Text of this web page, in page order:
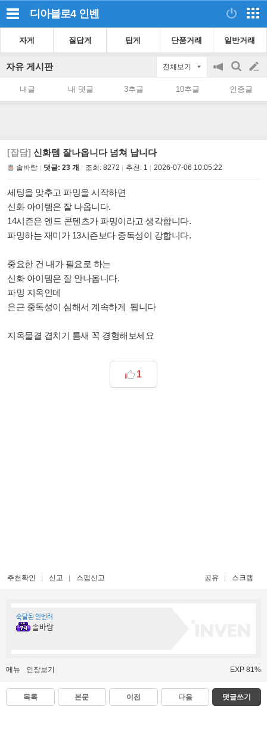
디아블로4 인벤
자게 질답게 팁게 단품거래 일반거래
자유 게시판 전체보기
공
on/off
검
색
글
쓰
내글 내 댓글 3추글 10추글 인증글
[잡담] 신화템 잘나옵니다 넘쳐 납니다
솔바람 댓글: 23 개 조회: 8272 추천: 1 2026-07-06 10:05:22
세팅을 맞추고 파밍을 시작하면
신화 아이템은 잘 나옵니다.
14시즌은 엔드 콘텐츠가 파밍이라고 생각합니다.
파밍하는 재미가 13시즌보다 중독성이 강합니다.
중요한 건 내가 필요로 하는
신화 아이템은 잘 안나옵니다.
파밍 지옥인데
은근 중독성이 심해서 계속하게 됩니다
지옥물결 겹치기 틈새 꼭 경험해보세요
1
추천확인 신고 스팸신고 공유 스크랩
숙달된 인벤러
솔바람
메뉴 인장보기 EXP 81%
목록 본문 이전 다음 댓글쓰기